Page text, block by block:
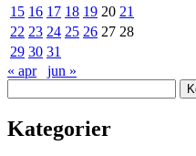
15 16 17 18 19 20 21
22 23 24 25 26 27 28
29 30 31
« apr
jun »
Kategorier